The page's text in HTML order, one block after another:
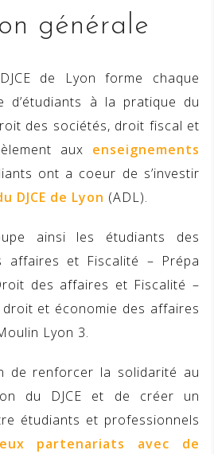
générale
de Lyon forme chaque
d’étudiants à la pratique du
des sociétés, droit fiscal et
aux enseignements
ont a coeur de s’investir
DJCE de Lyon (ADL).
ainsi les étudiants des
et Fiscalité – Prépa
des affaires et Fiscalité –
droit et économie des affaires
Lyon 3.
de renforcer la solidarité au
du DJCE et de créer un
étudiants et professionnels
partenariats avec de